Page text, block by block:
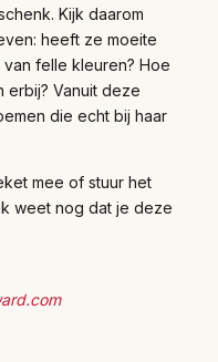
Kijk daarom
heeft ze moeite
felle kleuren? Hoe
erbij? Vanuit deze
die echt bij haar
mee of stuur het
weet nog dat je deze